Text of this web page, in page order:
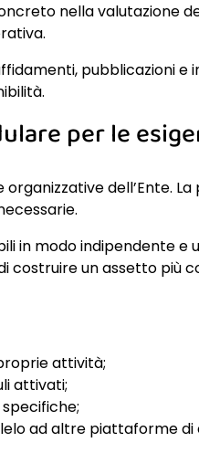
nella valutazione
pubblicazioni e
per le
dell’Ente.
in modo indipendente e
costruire un assetto più
attività;
attivati;
ad altre piattaforme